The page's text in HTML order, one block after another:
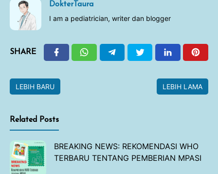
DokterTaura
I am a pediatrician, writer dan blogger
SHARE
LEBIH BARU LEBIH LAMA
Related Posts
BREAKING NEWS: REKOMENDASI WHO
TERBARU TENTANG PEMBERIAN MPASI